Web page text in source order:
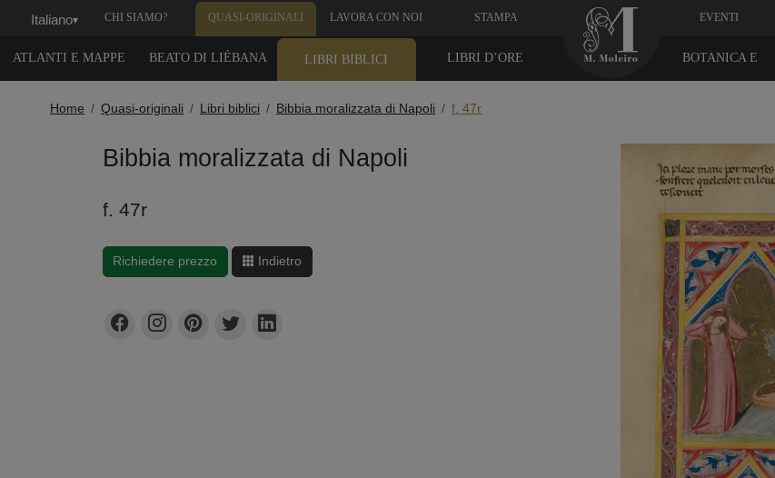
Italiano▾ CHI SIAMO? QUASI-ORIGINALI LAVORA CON NOI STAMPA EVENTI
ATLANTI E MAPPE BEATO DI LIÉBANA LIBRI BIBLICI LIBRI D’ORE BOTANICA E
Home Quasi-originali Libri biblici Bibbia moralizzata di Napoli f. 47r
Bibbia moralizzata di Napoli
f. 47r
Richiedere prezzo Indietro